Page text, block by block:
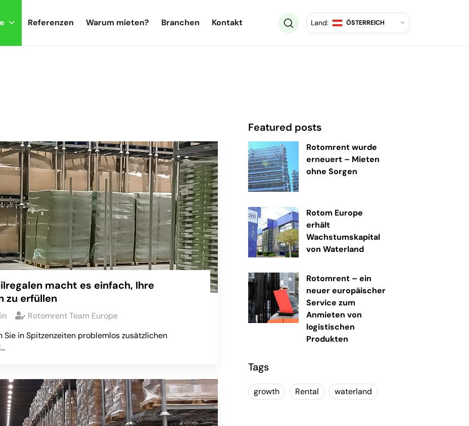
Referenzen Warum mieten? Branchen Kontakt Land: ÖSTERREICH
macht es einfach, Ihre
zu erfüllen
Rotomrent Team Europe
in Spitzenzeiten problemlos zusätzlichen
Featured posts
Rotomrent wurde
erneuert – Mieten
ohne Sorgen
Rotom Europe
erhält
Wachstumskapital
von Waterland
Rotomrent – ein
neuer europäischer
Service zum
Anmieten von
logistischen
Produkten
Tags
growth Rental waterland